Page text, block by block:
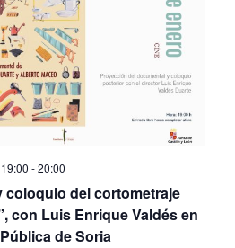
-20:00
coloquio del cortometraje
con Luis Enrique Valdés en
de Soria